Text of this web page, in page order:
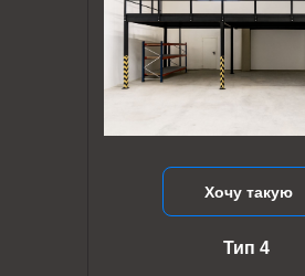
Хочу такую
Тип 4